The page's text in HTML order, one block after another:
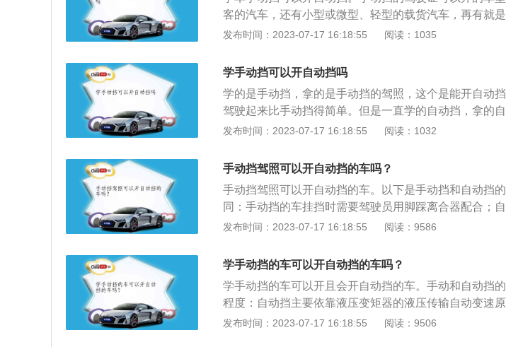
门超车，而手动档可以选择降档依次来获得更大的动力
足、甩尾等风险,同时若遇发动机怠速时熄火，会使车失
力的支持，这样行驶就更安全。但手动挡的车有离合器
合器。很多自动挡的车会发生误把油门当刹车的安全事
有这样的隐患。
主要集中在价格、安全、操控难易程度和油耗这四个方
情况下在同一级别的车型中，自动挡汽车的价格是比手
型不同，价格的差异也是不一样的，所以这很多消费者在
势，那就是比较容易操控了，在驾驶过程中，驾驶员只
可以了，不需要更换挡位，系统会根据你的行车速度，
于女生和新手来说，是比较友好的，这也是很多消费者
驶过手动挡的车型，在行驶过程中，我们需要根据不同速
中也比较费心费神。这一点对于很多新手来说还是比较
操控不够熟练，往往会手忙脚乱，甚至引发安全事故。
的驾驶环境也息息相关，在市区路况，相对拥挤，手动
显，主要是因为自动挡变速器换挡的延续时间较长。但
几乎没有区别。第四点是安全性能，自动挡车型在这一
的，行驶过程中如果发生了紧急情况，手动挡可以通过
种方式进行减速，而自动挡车只能通过踩制动踏板来进
虽然行车电脑已经输出了降挡指令。但是在这个过程中
所以也就增加了制动距离，在这个过程中就可能引发交
客的汽车，还有小型或微型、轻型的载货汽车，再有就
作业车，都是允许驾驶的。当然除了这些准驾车型之外
证开自动挡的车辆是没问题的，但是要注意，持有的如
可以开手动挡的车辆。因为自动挡的驾驶证是只可以开
车辆操作要比手动挡车辆简单一些，这样的车辆没有离
挡的，所以更容易学。手动挡的驾驶证跟自动挡的驾驶
度也是不一样的，自动挡驾驶证学车难度比较低，比较
动挡驾驶证。
发布时间：2023-07-17 16:18:55 阅读：1035
学手动挡可以开自动挡吗
学的是手动挡，拿的是手动挡的驾照，这个是能开自动
驾驶起来比手动挡得简单。但是一直学的自动挡，拿的
手动挡车的。从驾照的类型来看，自动挡驾照属于c2的
动挡进行比较的。因为自动挡没有离合器，起步和倒车
全性能有区别，手动挡会相对安全一些的。比如自动挡
样很容易导致一些意外发生的；3、耗油量有区别，手
些，这个主要是因为手动挡变速器的结构简单一些，传
低一些的；4、价格和维修的费用也有区别，手动挡汽车
发布时间：2023-07-17 16:18:55 阅读：1032
手动挡驾照可以开自动挡的车吗？
手动挡驾照可以开自动挡的车。以下是手动挡和自动挡
同：手动挡的车挂挡时需要驾驶员用脚踩离合器配合；
用脚踩离合器就可以挂挡。档位不同：手动挡的挡位通
换挡位的操作，驾驶员对于离合器、油门、换挡这套操
驶员驾驶技术比较严格。自动挡在驾驶时不用踩离合器
踩离合器换挡的朋友来说是不错的选择。
发布时间：2023-07-17 16:18:55 阅读：9586
学手动挡的车可以开自动挡的车吗？
学手动挡的车可以开且会开自动挡的车。手动和自动挡
程度：自动挡主要依靠液压变矩器的液压传输自动变速
汽车知识不甚了解的初学者都可以很快掌握，劳动强度
发布时间：2023-07-17 16:18:55 阅读：9506